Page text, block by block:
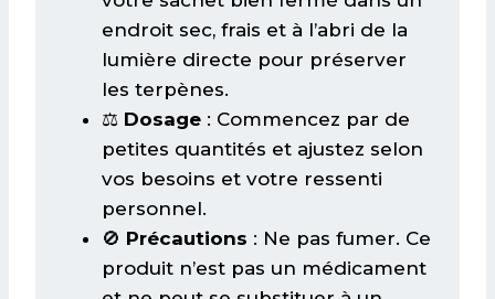
endroit sec, frais et à l’abri de la
lumière directe pour préserver
les terpènes.
⚖️ Dosage : Commencez par de
petites quantités et ajustez selon
vos besoins et votre ressenti
personnel.
🚫 Précautions : Ne pas fumer. Ce
produit n’est pas un médicament